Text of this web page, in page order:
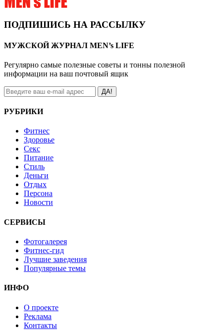
ПОДПИШИСЬ НА РАССЫЛКУ
МУЖСКОЙ ЖУРНАЛ MEN’s LIFE
Регулярно самые полезные советы и тонны полезной
информации на ваш почтовый ящик
ДА!
РУБРИКИ
Фитнес
Здоровье
Секс
Питание
Стиль
Деньги
Отдых
Персона
Новости
СЕРВИСЫ
Фотогалерея
Фитнес-гид
Лучшие заведения
Популярные темы
ИНФО
О проекте
Реклама
Контакты